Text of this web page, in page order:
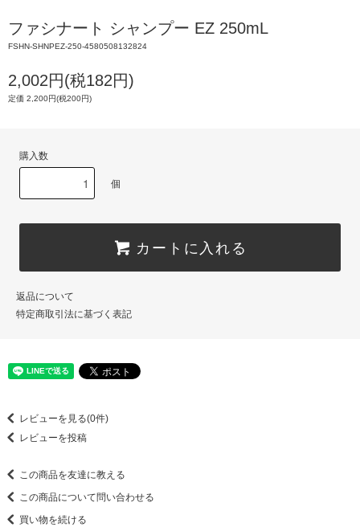
ファシナート シャンプー EZ 250mL
FSHN-SHNPEZ-250-4580508132824
2,002円(税182円)
定価 2,200円(税200円)
購入数
個
カートに入れる
返品について
特定商取引法に基づく表記
レビューを見る(0件)
レビューを投稿
この商品を友達に教える
この商品について問い合わせる
買い物を続ける